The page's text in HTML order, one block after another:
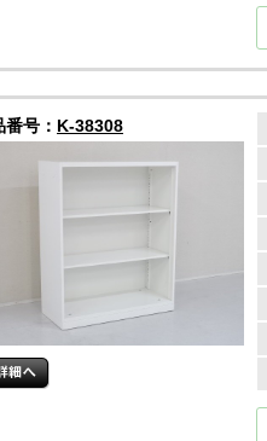
番号： K-38308